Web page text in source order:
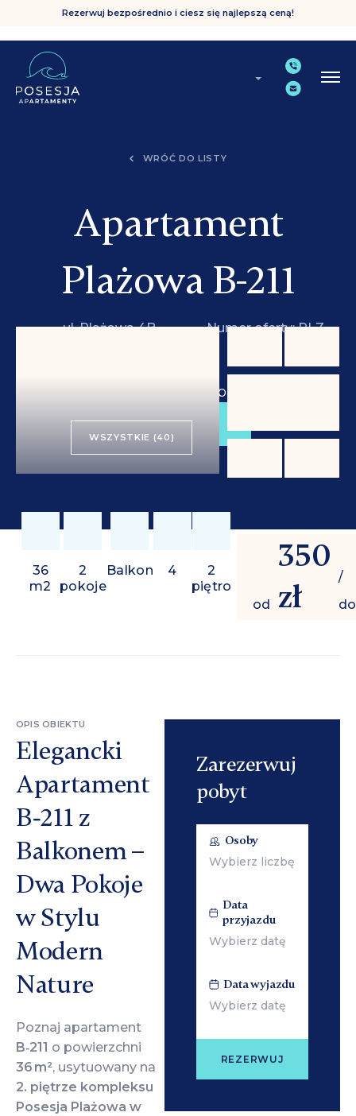
Rezerwuj bezpośrednio i ciesz się najlepszą ceną!
WRÓĆ DO LISTY
Apartament
Plażowa B-211
ul. Plażowa 4B,
Numer oferty: PLZ
/ doba
REZERWUJ
WSZYSTKIE (40)
36
m2
2
pokoje
Balkon 4
2
piętro
od
350
zł
/
OPIS OBIEKTU
Elegancki
Apartament
B‑211 z
Balkonem –
Dwa Pokoje
w Stylu
Modern
Nature
Poznaj apartament
B‑211 o powierzchni
36 m², usytuowany na
2. piętrze kompleksu
Posesja Plażowa w
Zarezerwuj
pobyt
Osoby
Data
przyjazdu
Data wyjazdu
REZERWUJ